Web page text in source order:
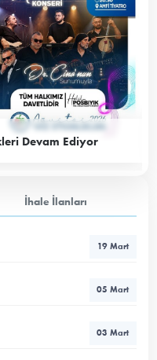
Devam Ediyor
İhale İlanları
19 Mart
05 Mart
03 Mart